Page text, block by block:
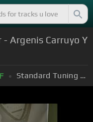
Argenis Carruyo Y
F Standard Tuning (EADGBE)